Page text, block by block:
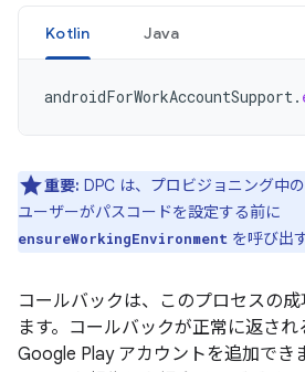
Kotlin Java
androidForWorkAccountSupport.
重要: DPC は、プロビジョニング中
ユーザーがパスコードを設定する前に
ensureWorkingEnvironment を呼び出
コールバックは、このプロセスの
ます。コールバックが正常に返され
Google Play アカウントを追加でき